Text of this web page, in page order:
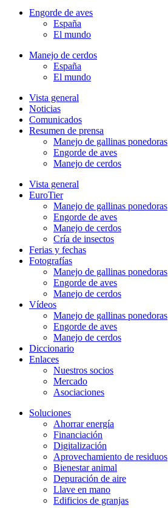
Engorde de aves
España
El mundo
Manejo de cerdos
España
El mundo
Vista general
Noticias
Comunicados
Resumen de prensa
Manejo de gallinas ponedoras
Engorde de aves
Manejo de cerdos
Vista general
EuroTier
Manejo de gallinas ponedoras
Engorde de aves
Manejo de cerdos
Cría de insectos
Ferias y fechas
Fotografías
Manejo de gallinas ponedoras
Engorde de aves
Manejo de cerdos
Vídeos
Manejo de gallinas ponedoras
Engorde de aves
Manejo de cerdos
Diccionario
Enlaces
Nuestros socios
Mercado
Asociaciones
Soluciones
Ahorrar energía
Financiación
Digitalización
Aprovechamiento de residuos
Bienestar animal
Depuración de aire
Llave en mano
Edificios de granjas